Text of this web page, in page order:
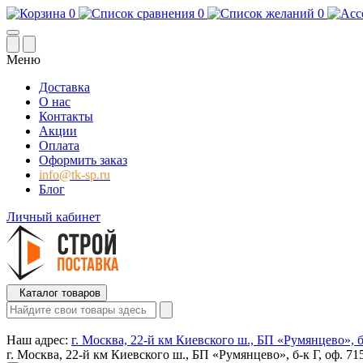
0 0 0
Меню
Доставка
О нас
Контакты
Акции
Оплата
Оформить заказ
info@tk-sp.ru
Блог
Личный кабинет
Каталог товаров
Наш адрес: г. Москва, 22-й км Киевского ш., БП «Румянцево»,
г. Москва, 22-й км Киевского ш., БП «Румянцево», б-к Г, оф.